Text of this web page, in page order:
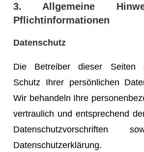
3. Allgemeine
Pflichtinformationen
Datenschutz
Die Betreiber dieser Seiten
Schutz Ihrer persönlichen
Wir behandeln Ihre
vertraulich und entsprechend
Datenschutzvorschriften
Datenschutzerklärung.